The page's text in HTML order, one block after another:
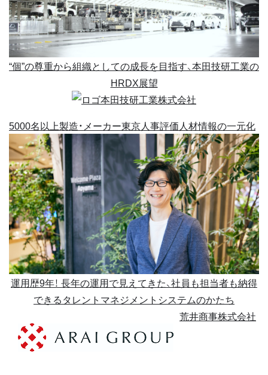
“個”の尊重から組織としての成長を目指す、本田技研工業の
HRDX展望
本田技研工業株式会社
5000名以上製造・メーカー東京人事評価人材情報の一元化
運用歴9年！ 長年の運用で見えてきた、社員も担当者も納得
できるタレントマネジメントシステムのかたち
荒井商事株式会社